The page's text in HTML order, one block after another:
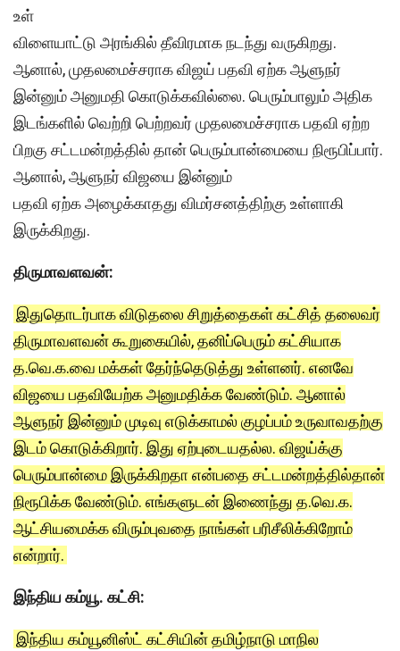
உள்
விளையாட்டு அரங்கில் தீவிரமாக நடந்து வருகிறது.
ஆனால், முதலமைச்சராக விஜய் பதவி ஏற்க ஆளுநர்
இன்னும் அனுமதி கொடுக்கவில்லை. பெரும்பாலும் அதிக
இடங்களில் வெற்றி பெற்றவர் முதலமைச்சராக பதவி ஏற்ற
பிறகு சட்டமன்றத்தில் தான் பெரும்பான்மையை நிரூபிப்பார்.
ஆனால், ஆளுநர் விஜயை இன்னும்
பதவி ஏற்க அழைக்காதது விமர்சனத்திற்கு உள்ளாகி
இருக்கிறது.
திருமாவளவன்:
இதுதொடர்பாக விடுதலை சிறுத்தைகள் கட்சித் தலைவர்
திருமாவளவன் கூறுகையில், தனிப்பெரும் கட்சியாக
த.வெ.க.வை மக்கள் தேர்ந்தெடுத்து உள்ளனர். எனவே
விஜயை பதவியேற்க அனுமதிக்க வேண்டும். ஆனால்
ஆளுநர் இன்னும் முடிவு எடுக்காமல் குழப்பம் உருவாவதற்கு
இடம் கொடுக்கிறார். இது ஏற்புடையதல்ல. விஜய்க்கு
பெரும்பான்மை இருக்கிறதா என்பதை சட்டமன்றத்தில்தான்
நிரூபிக்க வேண்டும். எங்களுடன் இணைந்து த.வெ.க.
ஆட்சியமைக்க விரும்புவதை நாங்கள் பரிசீலிக்கிறோம்
என்றார்.
இந்திய கம்யூ. கட்சி:
இந்திய கம்யூனிஸ்ட் கட்சியின் தமிழ்நாடு மாநில